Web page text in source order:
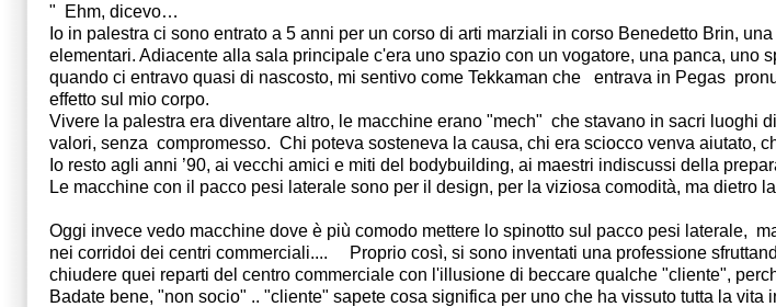
"  Ehm, dicevo…
Io in palestra ci sono entrato a 5 anni per un corso di arti marziali in corso Benedetto Brin,
elementari. Adiacente alla sala principale c'era uno spazio con un vogatore, una panca,
quando ci entravo quasi di nascosto, mi sentivo come Tekkaman che   entrava in Pegas
effetto sul mio corpo.
Vivere la palestra era diventare altro, le macchine erano "mech"  che stavano in sacri luoghi
valori, senza  compromesso.  Chi poteva sosteneva la causa, chi era sciocco venva aiutato,
Io resto agli anni ’90, ai vecchi amici e miti del bodybuilding, ai maestri indiscussi della
Le macchine con il pacco pesi laterale sono per il design, per la viziosa comodità, ma dietro
Oggi invece vedo macchine dove è più comodo mettere lo spinotto sul pacco pesi laterale,
nei corridoi dei centri commerciali....     Proprio così, si sono inventati una professione
chiudere quei reparti del centro commerciale con l'illusione di beccare qualche "cliente",
Badate bene, "non socio" .. "cliente" sapete cosa significa per uno che ha vissuto tutta la